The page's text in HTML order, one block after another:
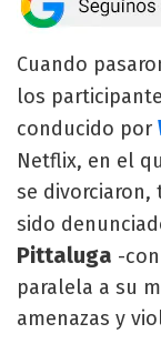
Cuando
los
conducido por
Netflix, en el
se
sido
Pittaluga -
paralela a su
amenazas y